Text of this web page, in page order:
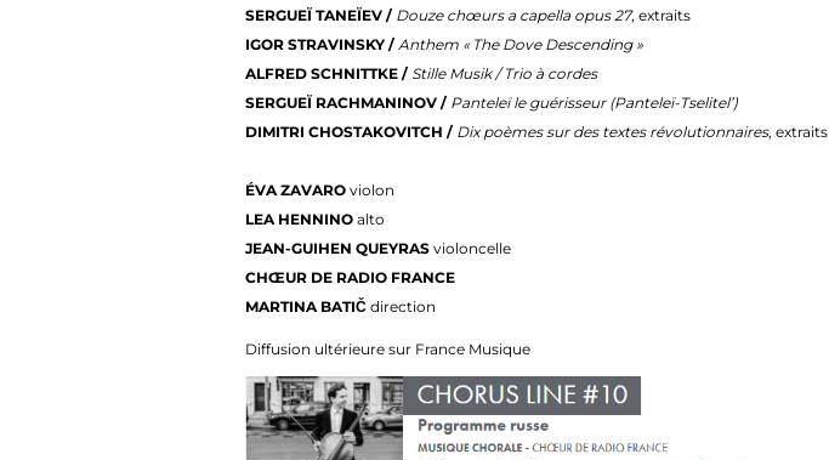
SERGUEÏ TANEÏEV / Douze chœurs a capella opus 27, extraits
IGOR STRAVINSKY / Anthem « The Dove Descending »
ALFRED SCHNITTKE / Stille Musik / Trio à cordes
SERGUEÏ RACHMANINOV / Panteleï le guérisseur (Panteleï-Tselitel’)
DIMITRI CHOSTAKOVITCH / Dix poèmes sur des textes révolutionnaires, extraits
ÉVA ZAVARO violon
LEA HENNINO alto
JEAN-GUIHEN QUEYRAS violoncelle
CHŒUR DE RADIO FRANCE
MARTINA BATIČ direction
Diffusion ultérieure sur France Musique